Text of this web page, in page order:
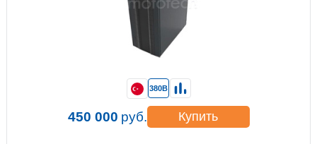
380В
450 000 руб. Купить